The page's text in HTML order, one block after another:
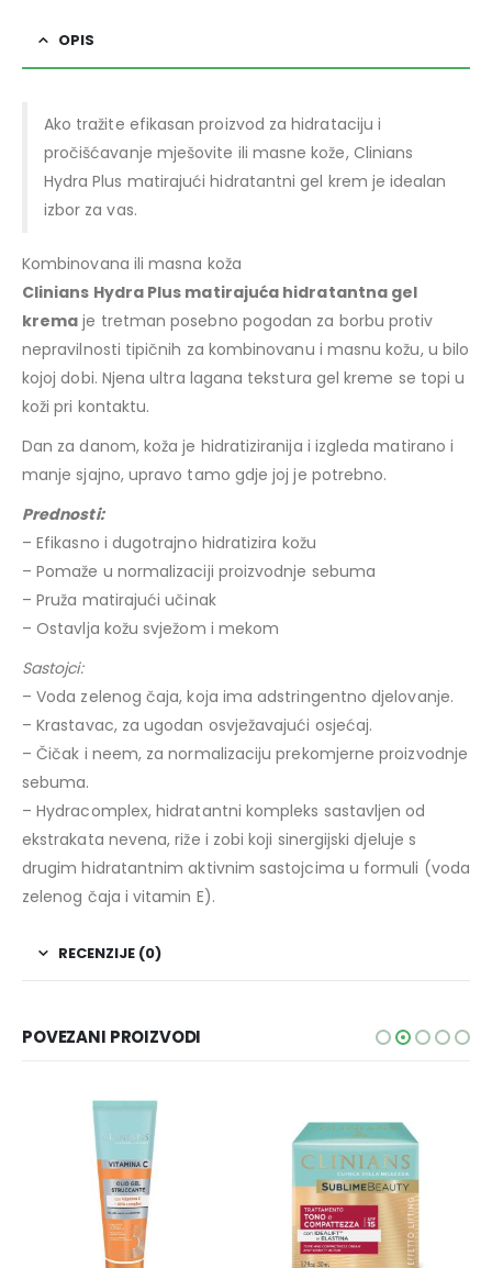
OPIS
Ako tražite efikasan proizvod za hidrataciju i
pročišćavanje mješovite ili masne kože, Clinians
Hydra Plus matirajući hidratantni gel krem ​​je idealan
izbor za vas.
Kombinovana ili masna koža
Clinians Hydra Plus matirajuća hidratantna gel
krema je tretman posebno pogodan za borbu protiv
nepravilnosti tipičnih za kombinovanu i masnu kožu, u bilo
kojoj dobi. Njena ultra lagana tekstura gel kreme se topi u
koži pri kontaktu.
Dan za danom, koža je hidratiziranija i izgleda matirano i
manje sjajno, upravo tamo gdje joj je potrebno.
Prednosti:
– Efikasno i dugotrajno hidratizira kožu
– Pomaže u normalizaciji proizvodnje sebuma
– Pruža matirajući učinak
– Ostavlja kožu svježom i mekom
Sastojci:
– Voda zelenog čaja, koja ima adstringentno djelovanje.
– Krastavac, za ugodan osvježavajući osjećaj.
– Čičak i neem, za normalizaciju prekomjerne proizvodnje
sebuma.
– Hydracomplex, hidratantni kompleks sastavljen od
ekstrakata nevena, riže i zobi koji sinergijski djeluje s
drugim hidratantnim aktivnim sastojcima u formuli (voda
zelenog čaja i vitamin E).
RECENZIJE (0)
POVEZANI PROIZVODI